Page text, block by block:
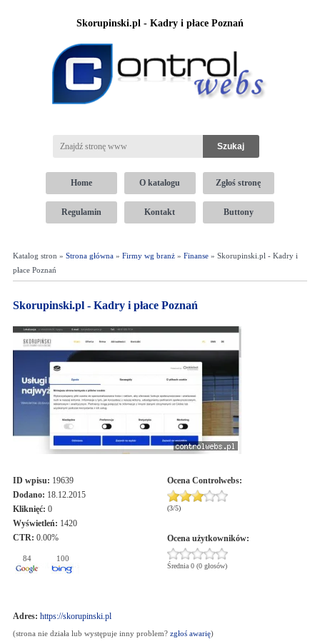
Skorupinski.pl - Kadry i płace Poznań
Home O katalogu Zgłoś stronę
Regulamin Kontakt Buttony
Katalog stron » Strona główna» Firmy wg branż» Finanse» Skorupinski.pl - Kadry i
płace Poznań
Skorupinski.pl - Kadry i płace Poznań
ID wpisu: 19639
Dodano: 18.12.2015
Kliknięć: 0
Wyświetleń: 1420
CTR: 0.00%
84 100
Ocena Controlwebs:
(3/5)
Ocena użytkowników:
Średnia 0 (0 głosów)
Adres: https://skorupinski.pl
(strona nie działa lub występuje inny problem? zgłoś awarię)